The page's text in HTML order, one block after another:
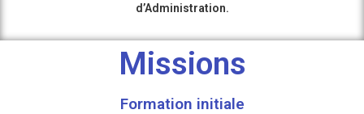
d’Administration.
Missions
Formation initiale